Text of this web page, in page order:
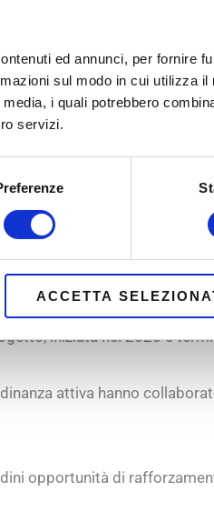
ed annunci, per fornire
sul modo in cui utilizza
i quali potrebbero
servizi.
ACCETTA
sanitari, ma che
importanti”.
Pistoiese)
zona
di Cantieri della Salute
partecipazione a unaAgorà
iniziata nel 2020 e
attiva hanno
opportunità di